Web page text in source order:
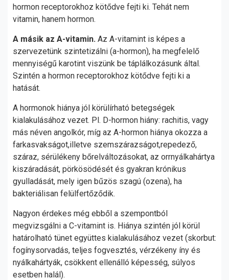
hormon receptorokhoz kötődve fejti ki. Tehát nem
vitamin, hanem hormon.
A másik az A-vitamin. Az A-vitamint is képes a
szervezetünk szintetizálni (a-hormon), ha megfelelő
mennyiségű karotint viszünk be táplálkozásunk által.
Szintén a hormon receptorokhoz kötődve fejti ki a
hatását.
A hormonok hiánya jól körülírható betegségek
kialakulásához vezet. Pl. D-hormon hiány: rachitis, vagy
más néven angolkór, míg az A-hormon hiánya okozza a
farkasvakságot,illetve szemszárazságot,repedező,
száraz, sérülékeny bőrelváltozásokat, az orrnyálkahártya
kiszáradását, pörkösödését és gyakran krónikus
gyulladását, mely igen bűzös szagú (ozena), ha
bakteriálisan felülfertőződik.
Nagyon érdekes még ebből a szempontból
megvizsgálni a C-vitamint is. Hiánya szintén jól körül
határolható tünet együttes kialakulásához vezet (skorbut:
fogínysorvadás, teljes fogvesztés, vérzékeny íny és
nyálkahártyák, csökkent ellenálló képesség, súlyos
esetben halál).